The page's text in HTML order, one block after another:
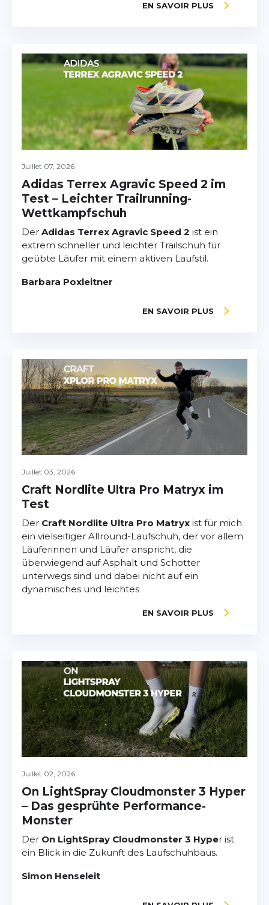
EN SAVOIR PLUS
Juillet 07, 2026
Adidas Terrex Agravic Speed 2 im
Test – Leichter Trailrunning-
Wettkampfschuh
Der Adidas Terrex Agravic Speed 2 ist ein
extrem schneller und leichter Trailschuh für
geübte Läufer mit einem aktiven Laufstil.
Barbara Poxleitner
EN SAVOIR PLUS
Juillet 03, 2026
Craft Nordlite Ultra Pro Matryx im
Test
Der Craft Nordlite Ultra Pro Matryx ist für mich
ein vielseitiger Allround-Laufschuh, der vor allem
Läuferinnen und Läufer anspricht, die
überwiegend auf Asphalt und Schotter
unterwegs sind und dabei nicht auf ein
dynamisches und leichtes
EN SAVOIR PLUS
Juillet 02, 2026
On LightSpray Cloudmonster 3 Hyper
– Das gesprühte Performance-
Monster
Der On LightSpray Cloudmonster 3 Hyper ist
ein Blick in die Zukunft des Laufschuhbaus.
Simon Henseleit